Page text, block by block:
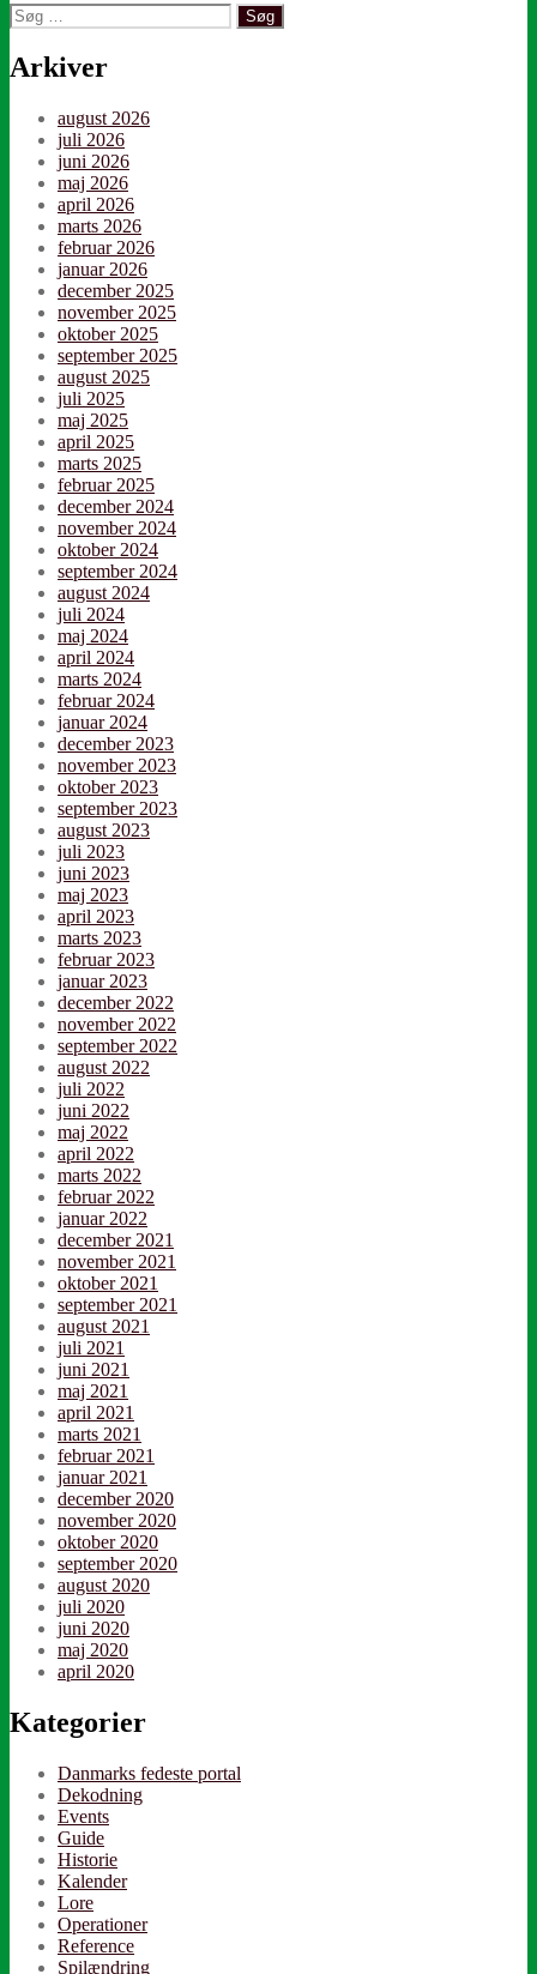
Søg
efter:
Arkiver
august 2026
juli 2026
juni 2026
maj 2026
april 2026
marts 2026
februar 2026
januar 2026
december 2025
november 2025
oktober 2025
september 2025
august 2025
juli 2025
maj 2025
april 2025
marts 2025
februar 2025
december 2024
november 2024
oktober 2024
september 2024
august 2024
juli 2024
maj 2024
april 2024
marts 2024
februar 2024
januar 2024
december 2023
november 2023
oktober 2023
september 2023
august 2023
juli 2023
juni 2023
maj 2023
april 2023
marts 2023
februar 2023
januar 2023
december 2022
november 2022
september 2022
august 2022
juli 2022
juni 2022
maj 2022
april 2022
marts 2022
februar 2022
januar 2022
december 2021
november 2021
oktober 2021
september 2021
august 2021
juli 2021
juni 2021
maj 2021
april 2021
marts 2021
februar 2021
januar 2021
december 2020
november 2020
oktober 2020
september 2020
august 2020
juli 2020
juni 2020
maj 2020
april 2020
Kategorier
Danmarks fedeste portal
Dekodning
Events
Guide
Historie
Kalender
Lore
Operationer
Reference
Spilændring